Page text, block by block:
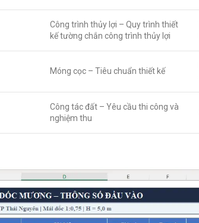
Công trình thủy lợi – Quy trình thiết
kế tường chắn công trình thủy lợi
Móng cọc – Tiêu chuẩn thiết kế
Công tác đất – Yêu cầu thi công và
nghiệm thu